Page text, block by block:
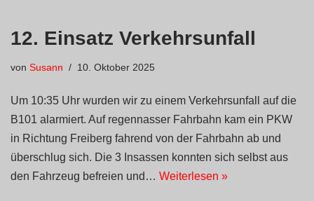
12. Einsatz Verkehrsunfall
von Susann 10. Oktober 2025
Um 10:35 Uhr wurden wir zu einem Verkehrsunfall auf die
B101 alarmiert. Auf regennasser Fahrbahn kam ein PKW
in Richtung Freiberg fahrend von der Fahrbahn ab und
überschlug sich. Die 3 Insassen konnten sich selbst aus
den Fahrzeug befreien und… Weiterlesen »